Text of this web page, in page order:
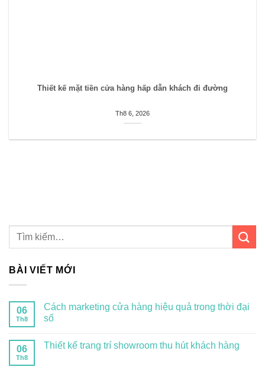
Thiết kế mặt tiền cửa hàng hấp dẫn khách đi đường
Th8 6, 2026
BÀI VIẾT MỚI
06
Th8
Cách marketing cửa hàng hiệu quả trong thời đại
số
06
Th8
Thiết kế trang trí showroom thu hút khách hàng